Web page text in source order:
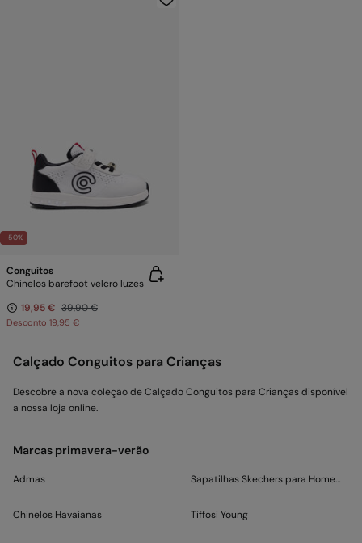
-50%
Conguitos
Chinelos barefoot velcro luzes
19,95 € 39,90 €
Desconto 19,95 €
Calçado Conguitos para Crianças
Descobre a nova coleção de Calçado Conguitos para Crianças disponível
a nossa loja online.
Marcas primavera-verão
Admas
Chinelos Havaianas
Sapatilhas Skechers para Homem e
Tiffosi Young